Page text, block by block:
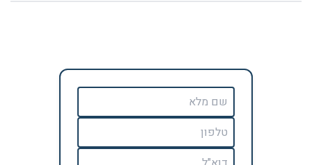
מכובדת למבוגרים ומסיבה קצבית לבני הנוער.